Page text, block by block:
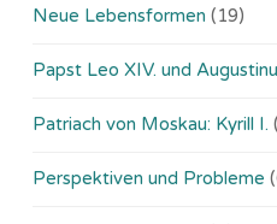
Neue Lebensformen (19)
Papst Leo XIV. und
Patriach von Moskau: Kyrill I.
Perspektiven und Probleme